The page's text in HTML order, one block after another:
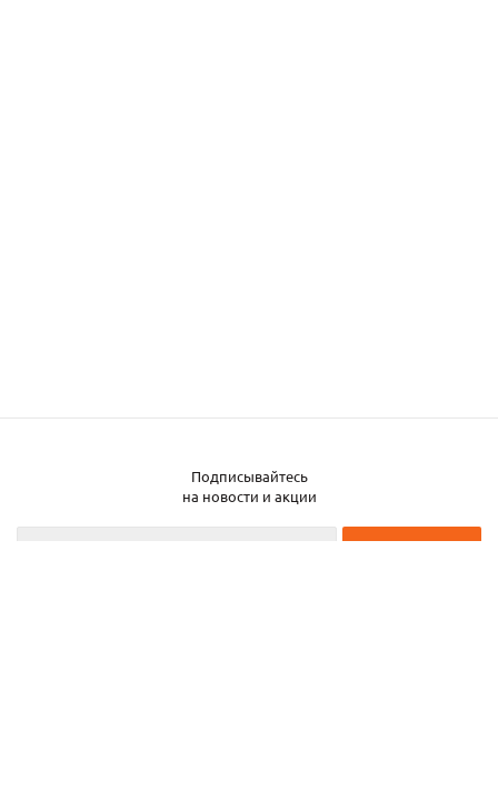
Подписывайтесь
на новости и акции